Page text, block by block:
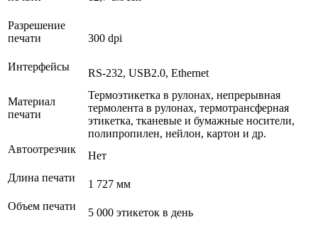
Разрешение
печати
300 dpi
Интерфейсы
RS-232, USB2.0, Ethernet
Материал
печати
Термоэтикетка в рулонах, непрерывная
термолента в рулонах, термотрансферная
этикетка, тканевые и бумажные носители,
полипропилен, нейлон, картон и др.
Автоотрезчик
Нет
Длина печати
1 727 мм
Объем печати
5 000 этикеток в день